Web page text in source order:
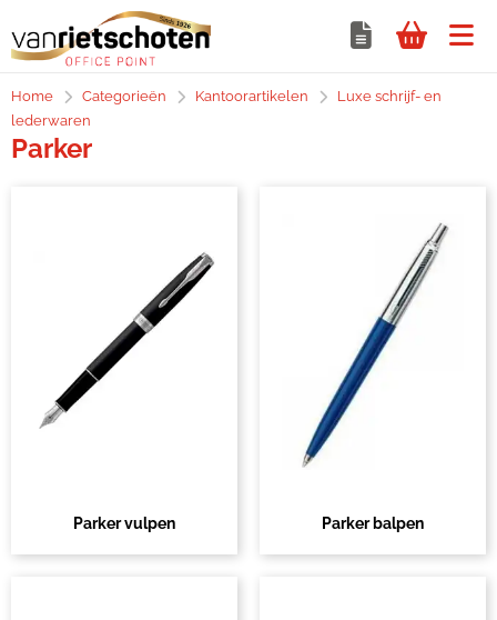
Home Categorieën Kantoorartikelen
Luxe schrijf- en
lederwaren
Parker
Parker vulpen Parker balpen